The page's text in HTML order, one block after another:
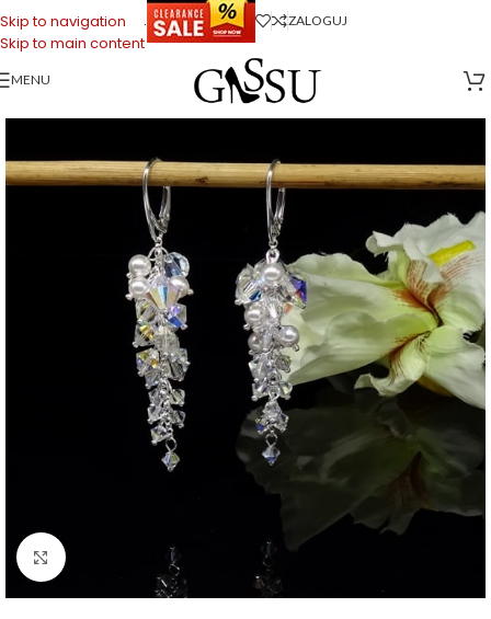
Skip to navigation
Skip to main content
. ZALOGUJ
MENU
Kliknij, aby powiększyć